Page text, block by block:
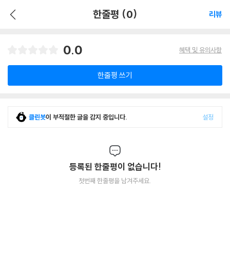
한줄평 (0) 리뷰
0.0 혜택 및 유의사항
한줄평 쓰기
클린봇이 부적절한 글을 감지 중입니다. 설정
등록된 한줄평이 없습니다!
첫번째 한줄평을 남겨주세요.